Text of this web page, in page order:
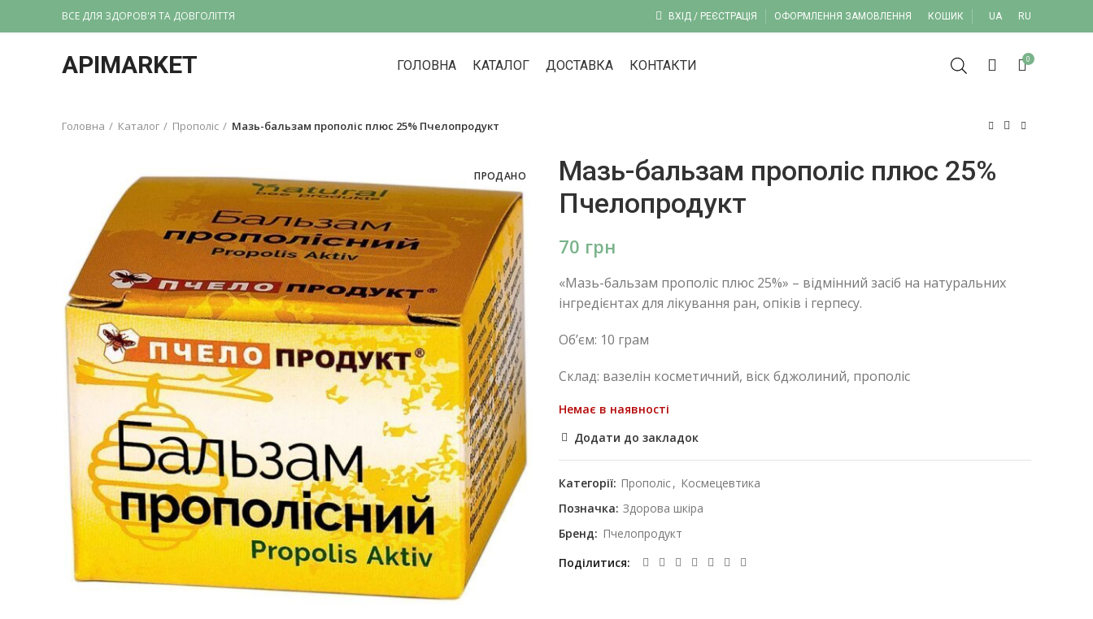
ВСЕ ДЛЯ ЗДОРОВ'Я ТА ДОВГОЛІТТЯ ВХІД / РЕЄСТРАЦІЯ ОФОРМЛЕННЯ ЗАМОВЛЕННЯ КОШИК UA RU
APIMARKET ГОЛОВНА КАТАЛОГ ДОСТАВКА КОНТАКТИ 0
Головна Каталог Прополіс Мазь-бальзам прополіс плюс 25% Пчелопродукт
ПРОДАНО
Мазь-бальзам прополіс плюс 25%
Пчелопродукт
грн
«Мазь-бальзам прополіс плюс 25%» – відмінний засіб на натуральних
інгредієнтах для лікування ран, опіків і герпесу.
Об’єм: 10 грам
Склад: вазелін косметичний, віск бджолиний, прополіс
Немає в наявності
Додати до закладок
Категорії: Прополіс, Космецевтика
Позначка: Здорова шкіра
Бренд: Пчелопродукт
Поділитися